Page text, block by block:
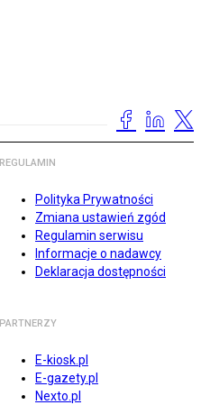
REGULAMIN
Polityka Prywatności
Zmiana ustawień zgód
Regulamin serwisu
Informacje o nadawcy
Deklaracja dostępności
PARTNERZY
E-kiosk.pl
E-gazety.pl
Nexto.pl